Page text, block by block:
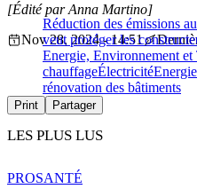
Réduction des émissions
veut protéger les
[Édité par Anna Martino]
Nov 28, 2024 - 14:51
Energie, Environnement et
chauffageÉlectricité
rénovation des bâtiments
Print Partager
LES PLUS LUS
PROSANTÉ